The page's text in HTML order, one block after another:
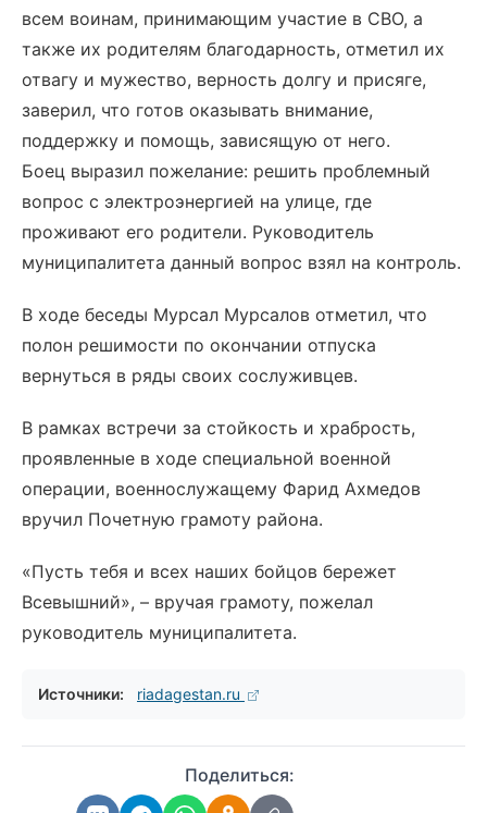
всем воинам, принимающим участие в СВО, а
также их родителям благодарность, отметил их
отвагу и мужество, верность долгу и присяге,
заверил, что готов оказывать внимание,
поддержку и помощь, зависящую от него.
Боец выразил пожелание: решить проблемный
вопрос с электроэнергией на улице, где
проживают его родители. Руководитель
муниципалитета данный вопрос взял на контроль.
В ходе беседы Мурсал Мурсалов отметил, что
полон решимости по окончании отпуска
вернуться в ряды своих сослуживцев.
В рамках встречи за стойкость и храбрость,
проявленные в ходе специальной военной
операции, военнослужащему Фарид Ахмедов
вручил Почетную грамоту района.
«Пусть тебя и всех наших бойцов бережет
Всевышний», – вручая грамоту, пожелал
руководитель муниципалитета.
Источники: riadagestan.ru
Поделиться: